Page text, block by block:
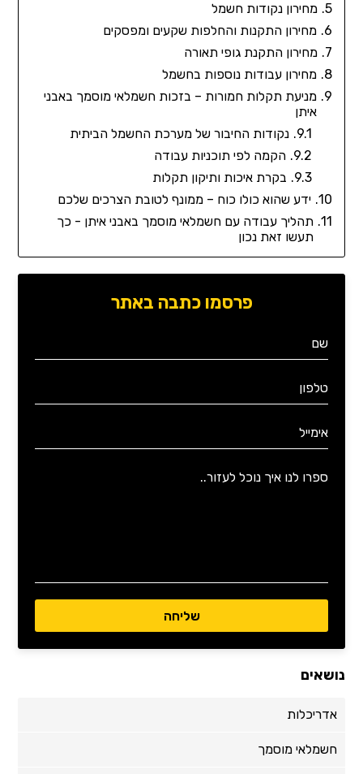
מחירון נקודות חשמל
מחירון התקנות והחלפות שקעים ומפסקים
מחירון התקנת גופי תאורה
מחירון עבודות נוספות בחשמל
מניעת תקלות חמורות – בזכות חשמלאי מוסמך באבני
איתן
נקודות החיבור של מערכת החשמל הביתית
הקמה לפי תוכניות עבודה
בקרת איכות ותיקון תקלות
ידע שהוא כולו כוח – ממונף לטובת הצרכים שלכם
תהליך עבודה עם חשמלאי מוסמך באבני איתן - כך
תעשו זאת נכון
פרסמו כתבה באתר
נושאים
אדריכלות
חשמלאי מוסמך